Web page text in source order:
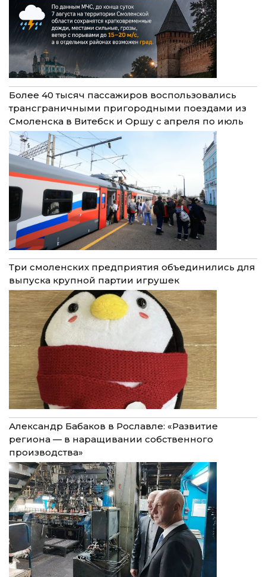
Более 40 тысяч пассажиров воспользовались
трансграничными пригородными поездами из
Смоленска в Витебск и Оршу с апреля по июль
Три смоленских предприятия объединились для
выпуска крупной партии игрушек
Александр Бабаков в Рославле: «Развитие
региона — в наращивании собственного
производства»